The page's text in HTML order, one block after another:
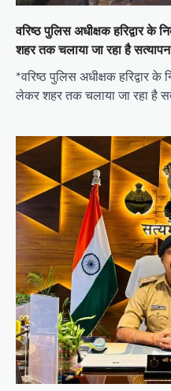
वरिष्ठ पुलिस अधीक्षक हरिद्वार
शहर तक चलाया जा रहा है
*वरिष्ठ पुलिस अधीक्षक हरिद्वार
लेकर शहर तक चलाया जा रहा है